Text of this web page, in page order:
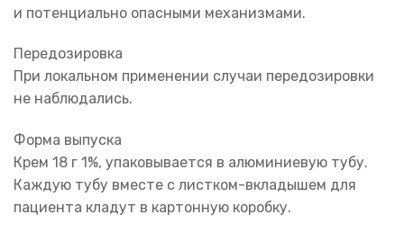
и потенциально опасными механизмами.
Передозировка
При локальном применении случаи передозировки
не наблюдались.
Форма выпуска
Крем 18 г 1%, упаковывается в алюминиевую тубу.
Каждую тубу вместе с листком-вкладышем для
пациента кладут в картонную коробку.